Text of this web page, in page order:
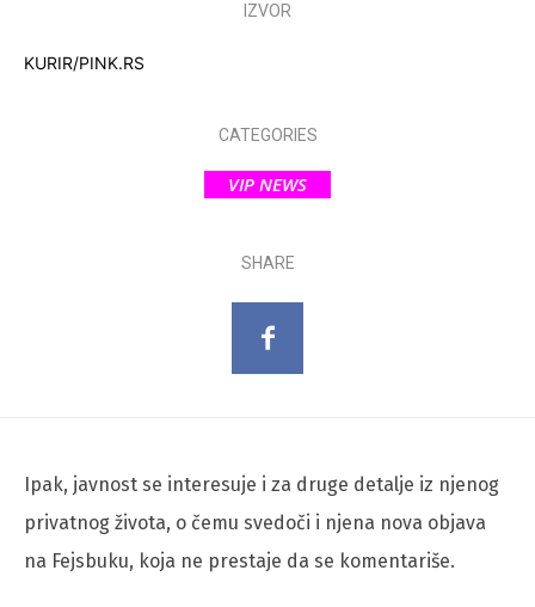
IZVOR
KURIR/PINK.RS
CATEGORIES
VIP NEWS
SHARE
Ipak, javnost se interesuje i za druge detalje iz njenog
privatnog života, o čemu svedoči i njena nova objava
na Fejsbuku, koja ne prestaje da se komentariše.